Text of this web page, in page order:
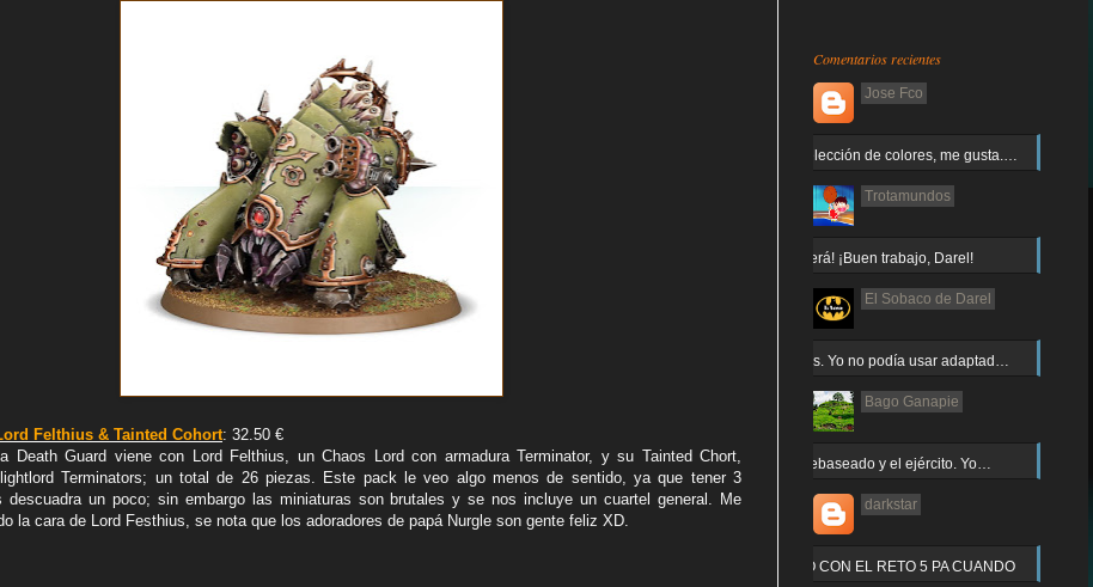
Felthius & Tainted Cohort: 32.50 €
Death Guard viene con Lord Felthius, un Chaos Lord con armadura Terminator, y su Tainted Chort,
Terminators; un total de 26 piezas. Este pack le veo algo menos de sentido, ya que tener 3
descuadra un poco; sin embargo las miniaturas son brutales y se nos incluye un cuartel general. Me
la cara de Lord Festhius, se nota que los adoradores de papá Nurgle son gente feliz XD.
Comentarios recientes
Jose Fco
Muy buena elección de colores, me gusta.…
Trotamundos
¡Arnor no caerá! ¡Buen trabajo, Darel!
El Sobaco de Darel
Jajaja gracias. Yo no podía usar adaptad…
Bago Ganapie
Increíble el rebaseado y el ejército. Yo…
darkstar
Y QUE PASO CON EL RETO 5 PA CUANDO